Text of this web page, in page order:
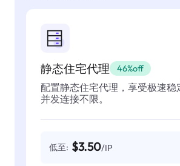
静态住宅代理 46%off
配置静态住宅代理，享受极速稳
并发连接不限。
低至: $3.50/IP